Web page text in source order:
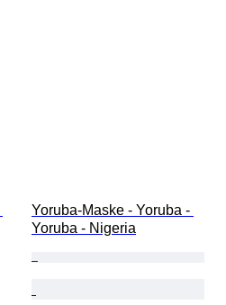
Yoruba-Maske - Yoruba -
Yoruba - Nigeria